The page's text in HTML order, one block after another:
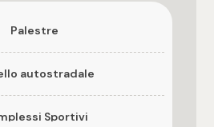
Terrazzo
Palestre
autostradale
Sportivi